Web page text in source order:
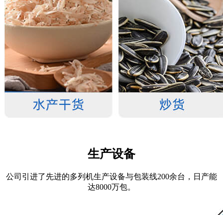
生产设备
公司引进了先进的多列机生产设备与包装线200余台，日产能
达8000万包。